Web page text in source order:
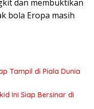
dan membuktikan
bola Eropa masih
Tampil di Piala Dunia
Ini Siap Bersinar di